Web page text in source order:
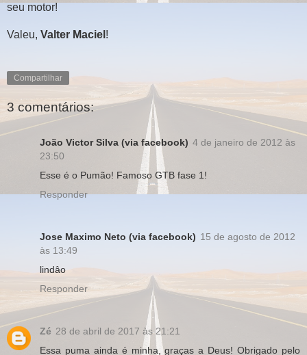
seu motor!
Valeu, Valter Maciel !
Compartilhar
3 comentários:
João Victor Silva (via facebook) 4 de janeiro de 2012 às
23:50
Esse é o Pumão! Famoso GTB fase 1!
Responder
Jose Maximo Neto (via facebook) 15 de agosto de 2012
às 13:49
lindâo
Responder
Zé 28 de abril de 2017 às 21:21
Essa puma ainda é minha, graças a Deus! Obrigado pelo